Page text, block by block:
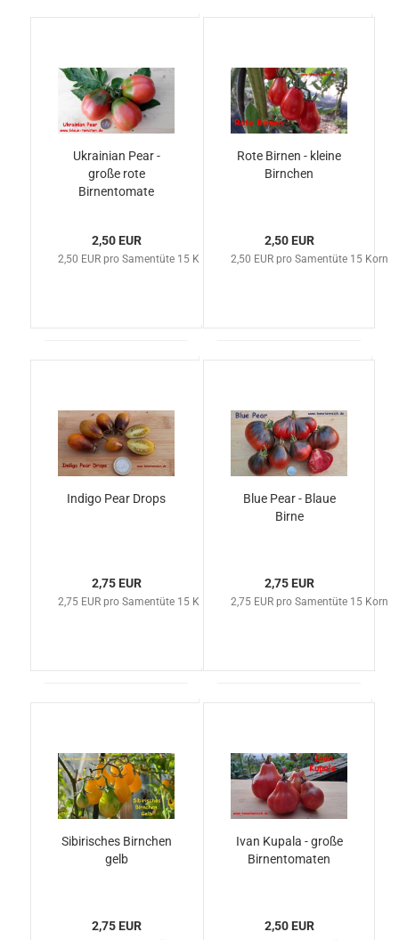
Ukrainian Pear -
große rote
Birnentomate
2,50 EUR
2,50 EUR pro Samentüte 15 Korn
Rote Birnen - kleine
Birnchen
2,50 EUR
2,50 EUR pro Samentüte 15 Korn
Indigo Pear Drops
2,75 EUR
2,75 EUR pro Samentüte 15 Korn
Blue Pear - Blaue
Birne
2,75 EUR
2,75 EUR pro Samentüte 15 Korn
Sibirisches Birnchen
gelb
2,75 EUR
Ivan Kupala - große
Birnentomaten
2,50 EUR